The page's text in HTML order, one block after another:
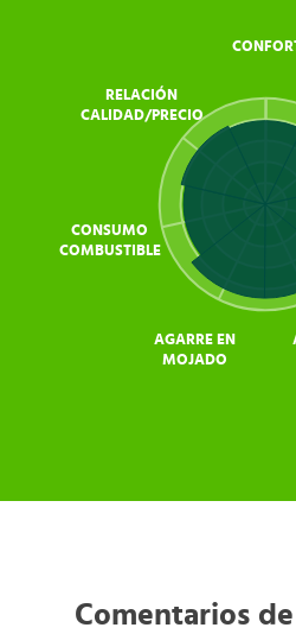
AGARRE EN
MOJADO
CONSUMO
COMBUSTIBLE
RELACIÓN
CALIDAD/PRECIO
Comentarios